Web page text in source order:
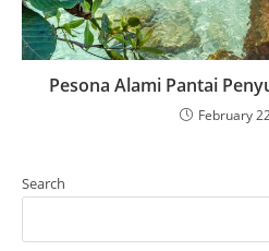
Recent Posts
Prol Tape, Cita Rasa Lembut yang
Sup Krim Wortel yang Lembut dan